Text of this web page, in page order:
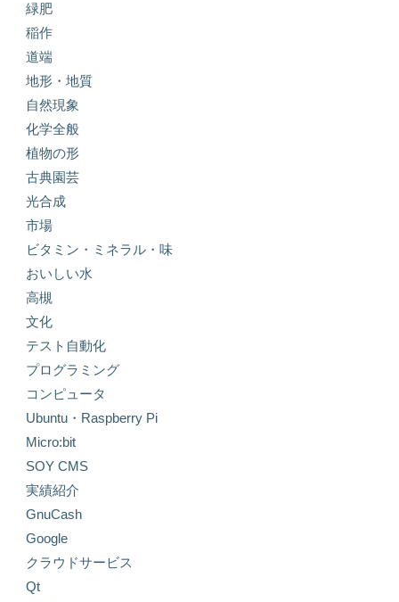
緑肥
稲作
道端
地形・地質
自然現象
化学全般
植物の形
古典園芸
光合成
市場
ビタミン・ミネラル・味
おいしい水
高槻
文化
テスト自動化
プログラミング
コンピュータ
Ubuntu・Raspberry Pi
Micro:bit
SOY CMS
実績紹介
GnuCash
Google
クラウドサービス
Qt